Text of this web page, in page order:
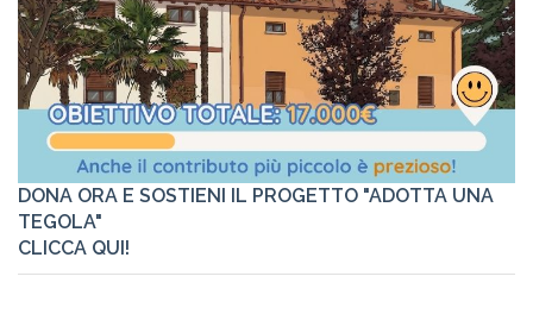
DONA ORA E SOSTIENI IL PROGETTO "ADOTTA UNA
TEGOLA"
CLICCA QUI!